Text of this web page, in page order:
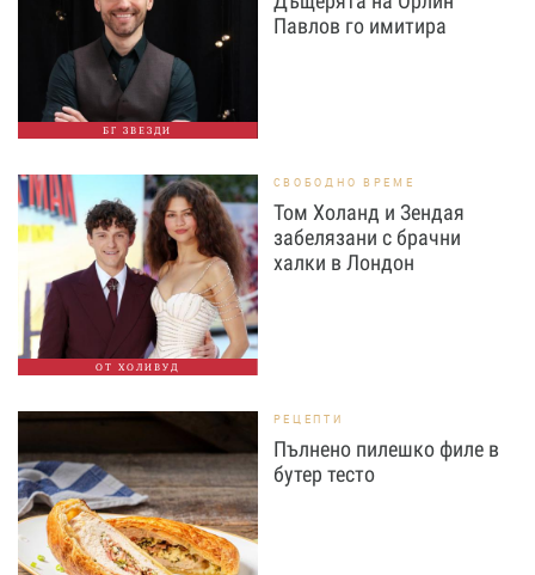
БГ ЗВЕЗДИ
Павлов го имитира
ОТ ХОЛИВУД
СВОБОДНО ВРЕМЕ
Том Холанд и Зендая
забелязани с брачни
халки в Лондон
РЕЦЕПТИ
Пълнено пилешко филе в
бутер тесто